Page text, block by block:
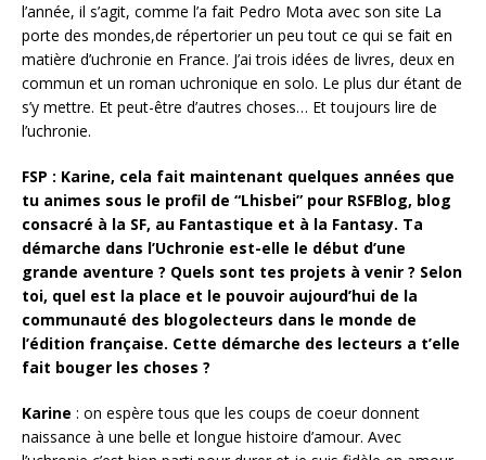
l’année, il s’agit, comme l’a fait Pedro Mota avec son site La
porte des mondes,de répertorier un peu tout ce qui se fait en
matière d’uchronie en France. J’ai trois idées de livres, deux en
commun et un roman uchronique en solo. Le plus dur étant de
s’y mettre. Et peut-être d’autres choses… Et toujours lire de
l’uchronie.
FSP : Karine, cela fait maintenant quelques années que
tu animes sous le profil de “Lhisbei” pour RSFBlog, blog
consacré à la SF, au Fantastique et à la Fantasy. Ta
démarche dans l’Uchronie est-elle le début d’une
grande aventure ? Quels sont tes projets à venir ? Selon
toi, quel est la place et le pouvoir aujourd’hui de la
communauté des blogolecteurs dans le monde de
l’édition française. Cette démarche des lecteurs a t’elle
fait bouger les choses ?
Karine : on espère tous que les coups de coeur donnent
naissance à une belle et longue histoire d’amour. Avec